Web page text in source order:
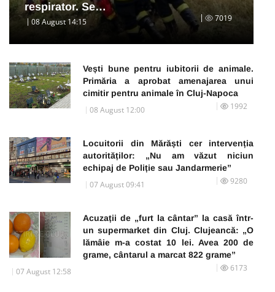
respirator. Se…
08 August 14:15 7019
Vești bune pentru iubitorii de animale.
Primăria a aprobat amenajarea unui
cimitir pentru animale în Cluj-Napoca
08 August 12:00 1992
Locuitorii din Mărăști cer intervenția
autorităților: „Nu am văzut niciun
echipaj de Poliție sau Jandarmerie”
07 August 09:41 9280
Acuzații de „furt la cântar” la casă într-
un supermarket din Cluj. Clujeancă: „O
lămâie m-a costat 10 lei. Avea 200 de
grame, cântarul a marcat 822 grame”
07 August 12:58 6173